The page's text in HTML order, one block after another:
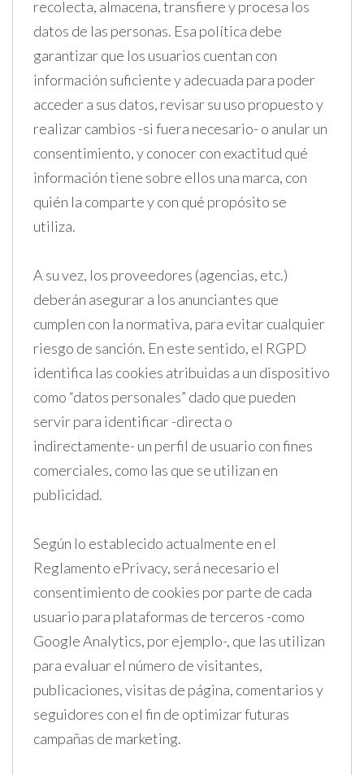
recolecta, almacena, transfiere y procesa los
datos de las personas. Esa política debe
garantizar que los usuarios cuentan con
información suficiente y adecuada para poder
acceder a sus datos, revisar su uso propuesto y
realizar cambios -si fuera necesario- o anular un
consentimiento, y conocer con exactitud qué
información tiene sobre ellos una marca, con
quién la comparte y con qué propósito se
utiliza.
A su vez, los proveedores (agencias, etc.)
deberán asegurar a los anunciantes que
cumplen con la normativa, para evitar cualquier
riesgo de sanción. En este sentido, el RGPD
identifica las cookies atribuidas a un dispositivo
como “datos personales” dado que pueden
servir para identificar -directa o
indirectamente- un perfil de usuario con fines
comerciales, como las que se utilizan en
publicidad.
Según lo establecido actualmente en el
Reglamento ePrivacy, será necesario el
consentimiento de cookies por parte de cada
usuario para plataformas de terceros -como
Google Analytics, por ejemplo-, que las utilizan
para evaluar el número de visitantes,
publicaciones, visitas de página, comentarios y
seguidores con el fin de optimizar futuras
campañas de marketing.